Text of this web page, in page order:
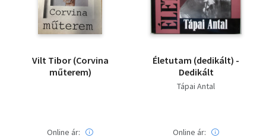
Vilt Tibor (Corvina
műterem)
Online ár:
Életutam (dedikált) -
Dedikált
Tápai Antal
Online ár: